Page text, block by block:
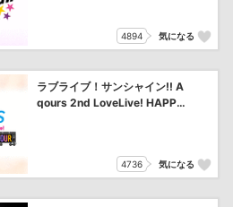
4894 気になる
ラブライブ！サンシャイン!! A
qours 2nd LoveLive! HAPPY
4736 気になる